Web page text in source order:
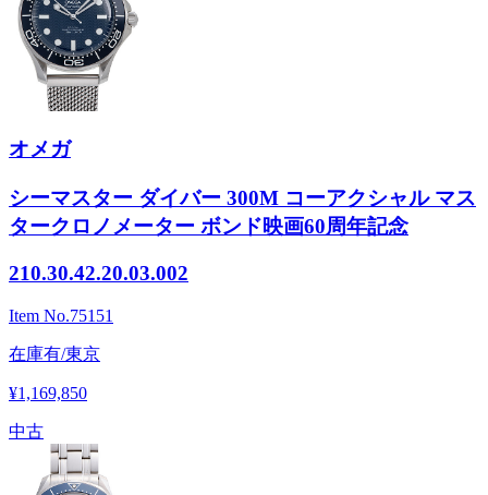
オメガ
シーマスター ダイバー 300M コーアクシャル マス
タークロノメーター ボンド映画60周年記念
210.30.42.20.03.002
Item No.75151
在庫有/東京
¥1,169,850
中古